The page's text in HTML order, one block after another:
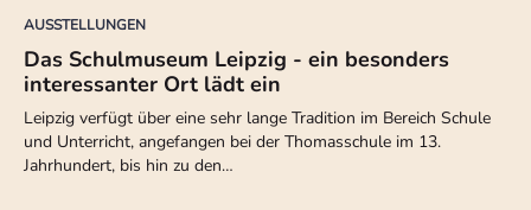
AUSSTELLUNGEN
Das Schulmuseum Leipzig - ein besonders
interessanter Ort lädt ein
Leipzig verfügt über eine sehr lange Tradition im Bereich Schule
und Unterricht, angefangen bei der Thomasschule im 13.
Jahrhundert, bis hin zu den…